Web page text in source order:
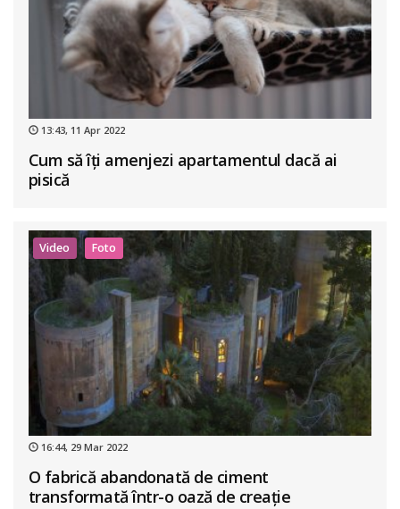
13:43, 11 Apr 2022
Cum să îți amenjezi apartamentul dacă ai
pisică
Video Foto
16:44, 29 Mar 2022
O fabrică abandonată de ciment
transformată într-o oază de creație